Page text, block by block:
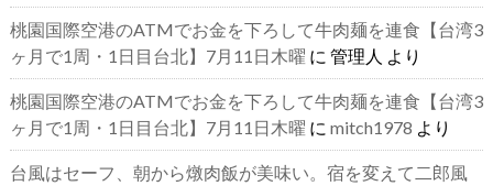
桃園国際空港のATMでお金を下ろして牛肉麺を連食【台湾3
ヶ月で1周・1日目台北】7月11日木曜 に 管理人 より
桃園国際空港のATMでお金を下ろして牛肉麺を連食【台湾3
ヶ月で1周・1日目台北】7月11日木曜 に mitch1978 より
台風はセーフ、朝から燉肉飯が美味い。宿を変えて二郎風